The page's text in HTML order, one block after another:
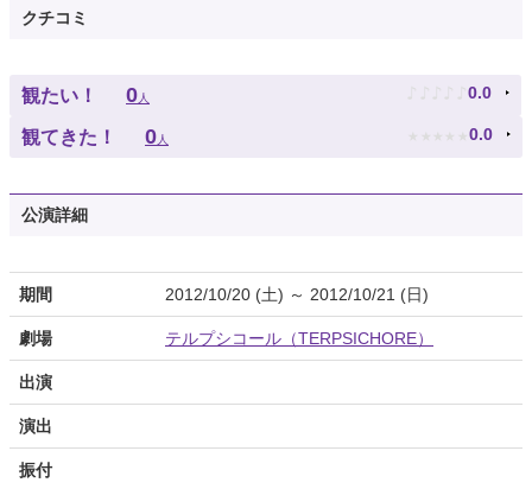
クチコミ
観たい！ 0人 ♪ ♪ ♪ ♪ ♪ 0.0
観てきた！ 0人 ★ ★ ★ ★ ★ 0.0
公演詳細
期間 2012/10/20 (土) ～ 2012/10/21 (日)
劇場 テルプシコール（TERPSICHORE）
出演
演出
振付